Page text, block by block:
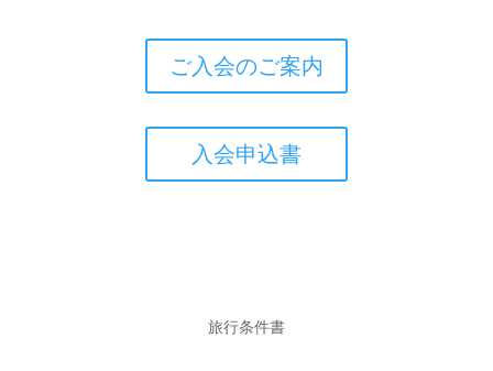
ご入会のご案内
入会申込書
旅行条件書